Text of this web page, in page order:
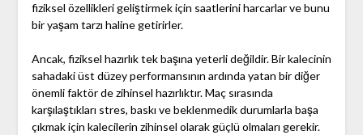
fiziksel özellikleri geliştirmek için saatlerini harcarlar ve bunu
bir yaşam tarzı haline getirirler.
Ancak, fiziksel hazırlık tek başına yeterli değildir. Bir kalecinin
sahadaki üst düzey performansının ardında yatan bir diğer
önemli faktör de zihinsel hazırlıktır. Maç sırasında
karşılaştıkları stres, baskı ve beklenmedik durumlarla başa
çıkmak için kalecilerin zihinsel olarak güçlü olmaları gerekir.